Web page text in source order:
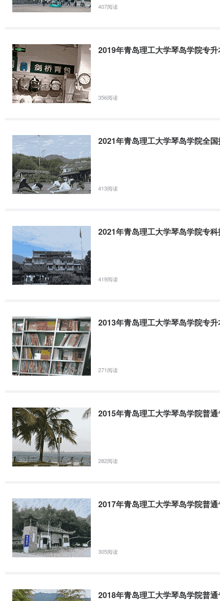
山东省2015年普通高等教育专科升本科招生考试报名工作的通知》（
2017年青岛理工大学琴岛学院普通专升本招生简章
青岛理工大学琴岛学院2017年普通专升本招生简章学院简介青岛理
2018年青岛理工大学琴岛学院普通专升本招生简章
学院简介青岛理工大学琴岛学院是由青岛理工大学举办的一所全日
风景优美、设施齐全。占地1060亩，校舍建筑面积52万平方米，图
407阅读
2019年青岛理工大学琴岛学院专
356阅读
2021年青岛理工大学琴岛学院全
413阅读
2021年青岛理工大学琴岛学院专
419阅读
2013年青岛理工大学琴岛学院专
271阅读
2015年青岛理工大学琴岛学院普
282阅读
2017年青岛理工大学琴岛学院普
305阅读
2018年青岛理工大学琴岛学院普